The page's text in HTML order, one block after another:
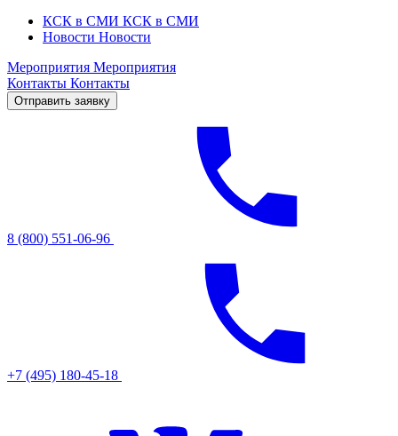
КСК в СМИ КСК в СМИ
Новости Новости
Мероприятия Мероприятия
Контакты Контакты
Отправить заявку
8 (800) 551-06-96
+7 (495) 180-45-18